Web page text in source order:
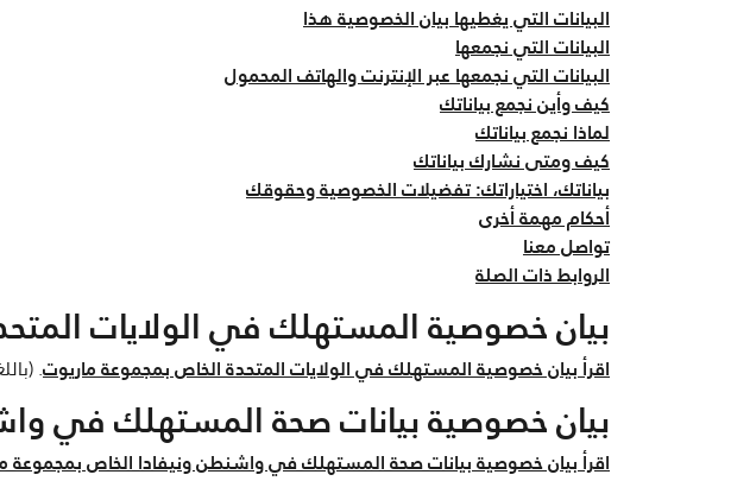
البيانات التي يغطيها بيان الخصوصية هذا
البيانات التي نجمعها
البيانات التي نجمعها عبر الإنترنت والهاتف المحمول
كيف وأين نجمع بياناتك
لماذا نجمع بياناتك
كيف ومتى نشارك بياناتك
بياناتك، اختياراتك: تفضيلات الخصوصية وحقوقك
أحكام مهمة أخرى
تواصل معنا
الروابط ذات الصلة
بيان خصوصية المستهلك في الولايات
اقرأ بيان خصوصية المستهلك في الولايات المتحدة الخاص بمجموعة ماريوت.
بيان خصوصية بيانات صحة المستهلك في
اقرأ بيان خصوصية بيانات صحة المستهلك في واشنطن ونيفادا الخاص بمجموعة